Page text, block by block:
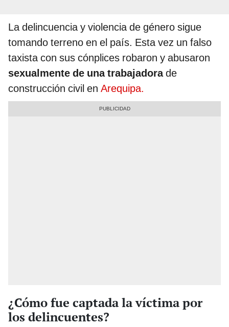
La delincuencia y violencia de género sigue
tomando terreno en el país. Esta vez un falso
taxista con sus cónplices robaron y abusaron
sexualmente de una trabajadorade
construcción civil en Arequipa.
¿Cómo fue captada la víctima por
los delincuentes?